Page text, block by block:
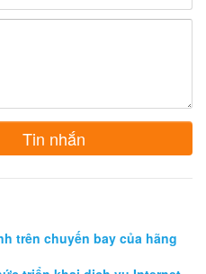
Tin nhắn
trên chuyến bay của hãng